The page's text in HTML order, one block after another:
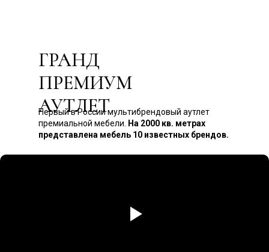
ГРАНД
ПРЕМИУМ
АУТЛЕТ
Первый в России мультибрендовый аутлет
премиальной мебели.
На 2000 кв. метрах
представлена мебель 10 известных брендов.